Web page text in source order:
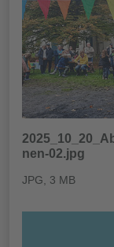
nen-02.jpg
JPG , 3 MB